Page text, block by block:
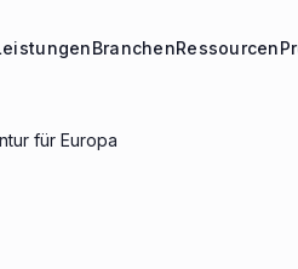
BranchenRessourcen
für Europa